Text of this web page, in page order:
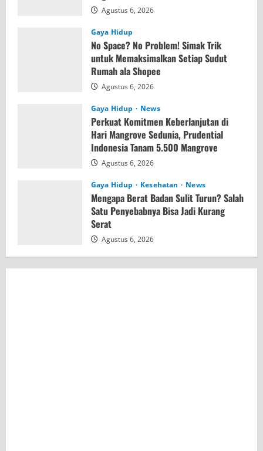
Agustus 6, 2026
Gaya Hidup
No Space? No Problem! Simak Trik
untuk Memaksimalkan Setiap Sudut
Rumah ala Shopee
Agustus 6, 2026
Gaya Hidup News
Perkuat Komitmen Keberlanjutan di
Hari Mangrove Sedunia, Prudential
Indonesia Tanam 5.500 Mangrove
Agustus 6, 2026
Gaya Hidup Kesehatan News
Mengapa Berat Badan Sulit Turun? Salah
Satu Penyebabnya Bisa Jadi Kurang
Serat
Agustus 6, 2026